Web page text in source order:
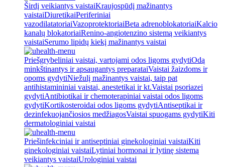
Širdį veikiantys vaistaiKraujospūdį mažinantys
vaistaiDiuretikaiPeriferiniai
vazodilatatoriaiVazoprotektoriaiBeta adrenoblokatoriaiKalcio
kanalų blokatoriaiRenino-angiotenzino sistemą veikiantys
vaistaiSerumo lipidų kiekį mažinantys vaistai
Priešgrybeliniai vaistai, vartojami odos ligoms gydytiOdą
minkštinantys ir apsaugantys preparataiVaistai žaizdoms ir
opoms gydytiNiežulį mažinantys vaistai, taip pat
antihistamininiai vaistai, anestetikai ir kt.Vaistai psoriazei
gydytiAntibiotikai ir chemoterapiniai vaistai odos ligoms
gydytiKortikosteroidai odos ligoms gydytiAntiseptikai ir
dezinfekuojančiosios medžiagosVaistai spuogams gydytiKiti
dermatologiniai vaistai
Priešinfekciniai ir antiseptiniai ginekologiniai vaistaiKiti
ginekologiniai vaistaiLytiniai hormonai ir lytinę sistemą
veikiantys vaistaiUrologiniai vaistai